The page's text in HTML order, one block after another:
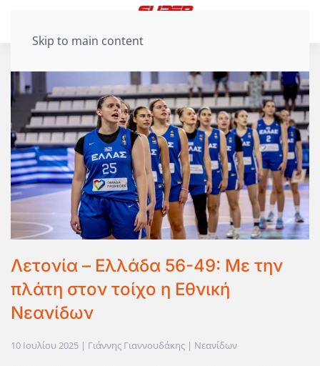
Skip to main content
Λετονία – Ελλάδα 56-49: Με την
πλάτη στον τοίχο η Εθνική
Νεανίδων
10 Ιουλίου 2025 | Γιάννης Γιαννουδάκης | Νεανίδων